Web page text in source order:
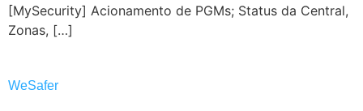
[MySecurity] Acionamento de PGMs; Status da Central,
Zonas, […]
WeSafer